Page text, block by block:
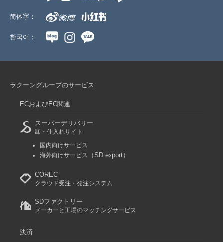
简体字：
한국어：
ラクーングループのサービス
ECおよびEC関連
スーパーデリバリー
卸・仕入れサイト
国内向けサービス
海外向けサービス
（SD export）
COREC
クラウド受注・発注システム
SDファクトリー
メーカーと工場のマッチングサービス
決済